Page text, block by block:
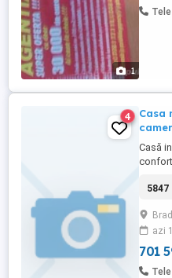
1
4
Casa
Casă
zonă
5847
azi
701